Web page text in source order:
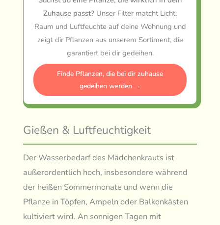
Zuhause passt? Unser Filter matcht Licht,
Raum und Luftfeuchte auf deine Wohnung und
zeigt dir Pflanzen aus unserem Sortiment, die
garantiert bei dir gedeihen.
Finde Pflanzen, die bei dir zuhause
gedeihen werden →
Gießen & Luftfeuchtigkeit
Der Wasserbedarf des Mädchenkrauts ist
außerordentlich hoch, insbesondere während
der heißen Sommermonate und wenn die
Pflanze in Töpfen, Ampeln oder Balkonkästen
kultiviert wird. An sonnigen Tagen mit